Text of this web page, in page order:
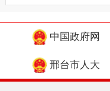
中国政府网
邢台市人大